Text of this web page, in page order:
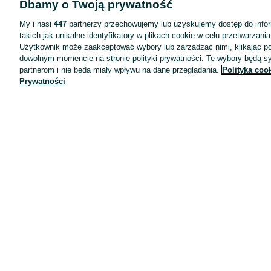
Wyróżnione ogłoszenia
Oferta dla firm
Blog
Regulamin
Polityka prywatności
Dbamy o Twoją prywatność
My i nasi 447 partnerzy przechowujemy lub uzyskujemy dostęp do
takich jak unikalne identyfikatory w plikach cookie w celu
Użytkownik może zaakceptować wybory lub zarządzać nimi, klikając
dowolnym momencie na stronie polityki prywatności. Te wybory będą
partnerom i nie będą miały wpływu na dane przeglądania. Polityka
Prywatności